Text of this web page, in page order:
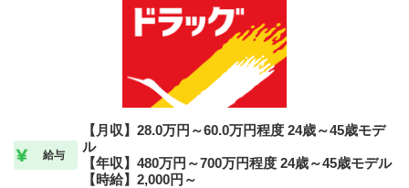
給与
【月収】28.0万円～60.0万円程度 24歳～45歳モデ
ル
【年収】480万円～700万円程度 24歳～45歳モデル
【時給】2,000円～